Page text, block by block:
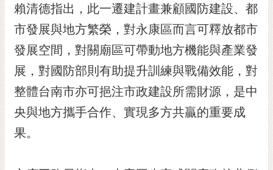
料
開
放
宣
告
市
府
交
通
位
賴清德指出，此一遷建計畫兼顧國防建設、都
市發展與地方繁榮，對永康區而言可釋放都市
發展空間，對關廟區可帶動地方機能與產業發
展，對國防部則有助提升訓練與戰備效能，對
整體台南市亦可挹注市政建設所需財源，是中
央與地方攜手合作、實現多方共贏的重要成
果。